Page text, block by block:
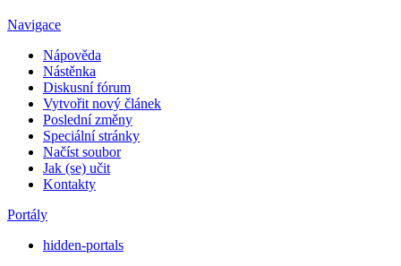
Navigace
Nápověda
Nástěnka
Diskusní fórum
Vytvořit nový článek
Poslední změny
Speciální stránky
Načíst soubor
Jak (se) učit
Kontakty
Portály
hidden-portals